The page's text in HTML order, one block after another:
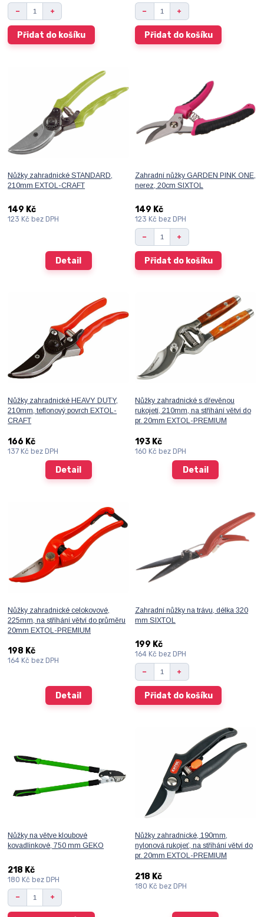
Přidat do košíku Přidat do košíku
Nůžky zahradnické STANDARD,
210mm EXTOL-CRAFT
149 Kč
123 Kč bez DPH
Detail
Zahradní nůžky GARDEN PINK ONE,
nerez, 20cm SIXTOL
149 Kč
123 Kč bez DPH
Přidat do košíku
Nůžky zahradnické HEAVY DUTY,
210mm, teflonový povrch EXTOL-
CRAFT
166 Kč
137 Kčbez DPH
Detail
Nůžky zahradnické s dřevěnou
rukojetí, 210mm, na stříhání větví do
pr. 20mm EXTOL-PREMIUM
193 Kč
160 Kč bez DPH
Detail
Nůžky zahradnické celokovové,
225mm, na stříhání větví do průměru
20mm EXTOL-PREMIUM
198 Kč
164 Kč bez DPH
Detail
Zahradní nůžky na trávu, délka 320
mm SIXTOL
199 Kč
164 Kč bez DPH
Přidat do košíku
Nůžky na větve kloubové
kovadlinkové, 750 mm GEKO
218 Kč
180 Kčbez DPH
Nůžky zahradnické, 190mm,
nylonová rukojeť, na stříhání větví do
pr. 20mm EXTOL-PREMIUM
218 Kč
180 Kč bez DPH